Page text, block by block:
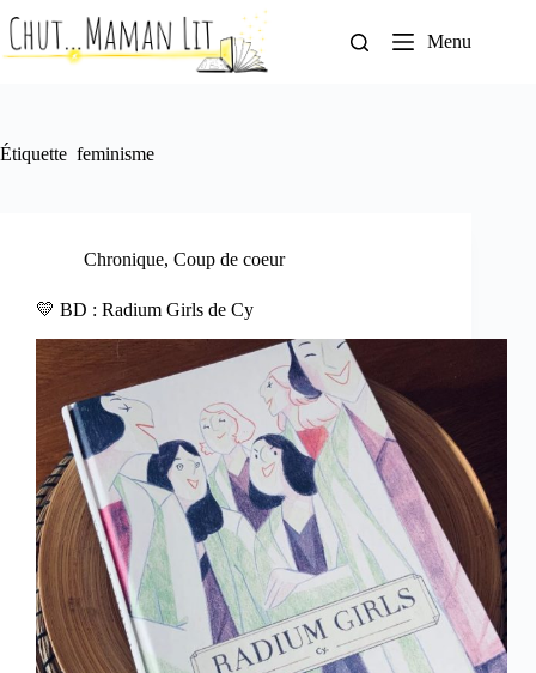
au
contenu
Menu
Étiquette feminisme
Chronique, Coup de coeur
💛 BD : Radium Girls de Cy